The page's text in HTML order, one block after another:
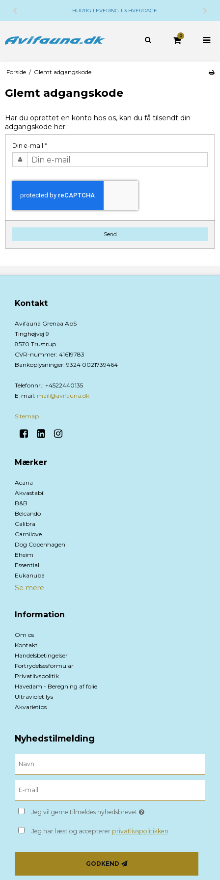
HURTIG LEVERING 1-3 HVERDAGE
0
Forside / Glemt adgangskode
Glemt adgangskode
Har du oprettet en konto hos os, kan du få tilsendt din
adgangskode her.
Din e-mail *
Send
Kontakt
Avifauna Grenaa ApS
Tinghøjvej 9
8570 Trustrup
CVR-nummer: 41619783
Bankoplysninger: 9324 0021739464
Telefonnr. : +4522440135
E-mail: mail@avifauna.dk
Sitemap
Mærker
Acana
Akvastabil
B&B
Belcando
Calibra
Carnilove
Dog Copenhagen
Eheim
Essential
Eukanuba
Se mere
Information
Om os
Kontakt
Handelsbetingelser
Fortrydelsesformular
Privatlivspolitik
Havedam - Beregning af folie
Ultraviolet lys
Akvarietips
Nyhedstilmelding
Jeg vil gerne tilmeldes nyhedsbrevet
Jeg har læst og accepterer privatlivspolitikken
GODKEND